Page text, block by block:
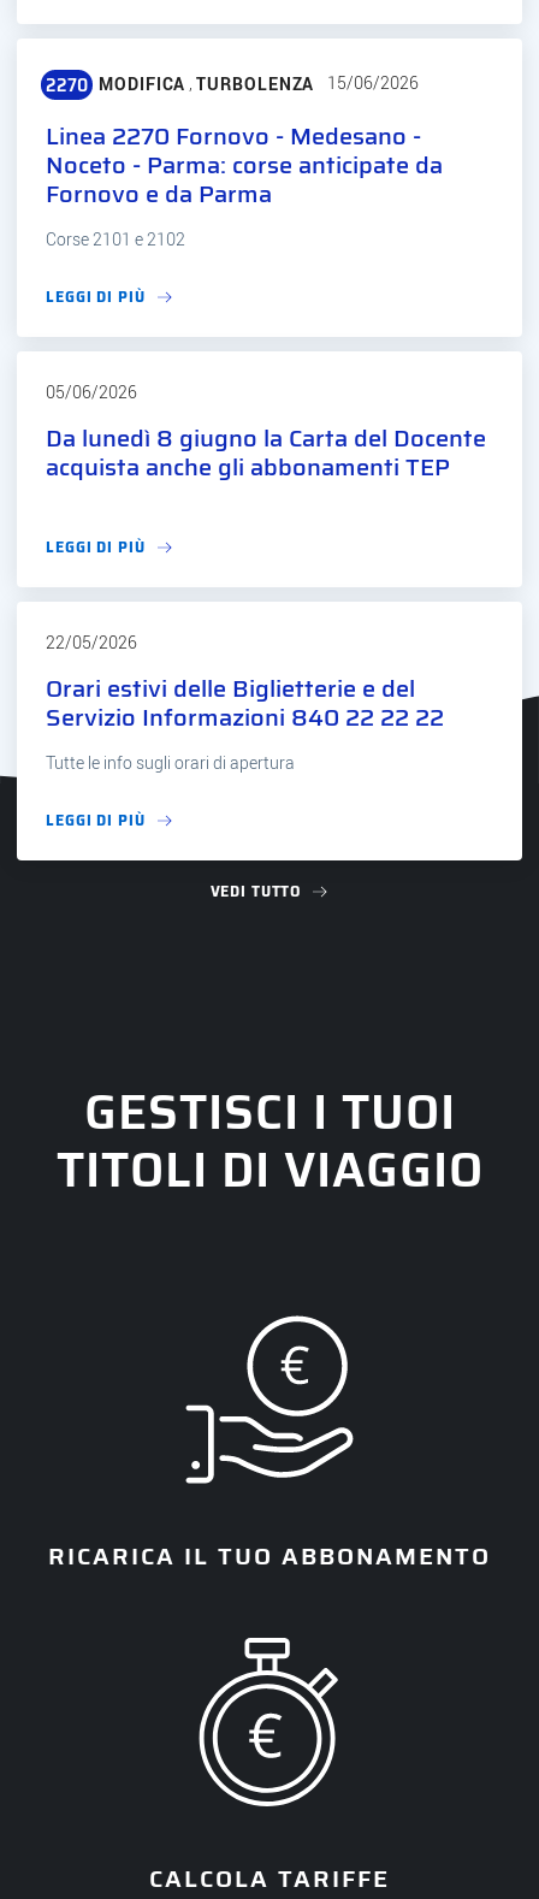
2270
Linea 2270
MODIFICA ,TURBOLENZA 15/06/2026
Linea 2270 Fornovo - Medesano -
Noceto - Parma: corse anticipate da
Fornovo e da Parma
Corse 2101 e 2102
LEGGI DI PIÙ
05/06/2026
Da lunedì 8 giugno la Carta del Docente
acquista anche gli abbonamenti TEP
LEGGI DI PIÙ
22/05/2026
Orari estivi delle Biglietterie e del
Servizio Informazioni 840 22 22 22
Tutte le info sugli orari di apertura
LEGGI DI PIÙ
VEDI TUTTO
GESTISCI I TUOI
TITOLI DI VIAGGIO
RICARICA IL TUO ABBONAMENTO
CALCOLA TARIFFE